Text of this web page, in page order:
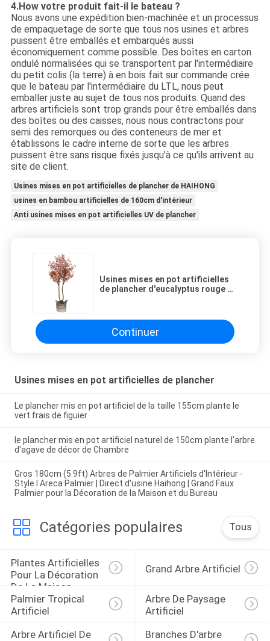
4.How votre produit fait-il le bateau ?
Nous avons une expédition bien-machinée et un processus
de empaquetage de sorte que tous nos usines et arbres
puissent être emballés et embarqués aussi
économiquement comme possible. Des boîtes en carton
ondulé normalisées qui se transportent par l'intermédiaire
du petit colis (la terre) à en bois fait sur commande crée
que le bateau par l'intermédiaire du LTL, nous peut
emballer juste au sujet de tous nos produits. Quand des
arbres artificiels sont trop grands pour être emballés dans
des boîtes ou des caisses, nous nous contractons pour
semi des remorques ou des conteneurs de mer et
établissons le cadre interne de sorte que les arbres
puissent être sans risque fixés jusqu'à ce qu'ils arrivent au
site de client.
Usines mises en pot artificielles de plancher de HAIHONG
usines en bambou artificielles de 160cm d'intérieur
Anti usines mises en pot artificielles UV de plancher
Usines mises en pot artificielles
de plancher d'eucalyptus rouge de
Continuer
Usines mises en pot artificielles de plancher
Le plancher mis en pot artificiel de la taille 155cm plante le
vert frais de figuier
le plancher mis en pot artificiel naturel de 150cm plante l'arbre
d'agave de décor de Chambre
Gros 180cm (5.9ft) Arbres de Palmier Artificiels d'Intérieur -
Style I Areca Palmier | Direct d'usine Haihong | Grand Faux
Palmier pour la Décoration de la Maison et du Bureau
Catégories populaires Tous
Plantes Artificielles
Pour La Décoration
De La Maison
Grand Arbre Artificiel
Palmier Tropical
Artificiel
Arbre De Paysage
Artificiel
Arbre Artificiel De
Branches D'arbre